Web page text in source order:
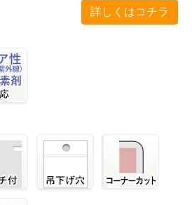
詳しくはコチラ